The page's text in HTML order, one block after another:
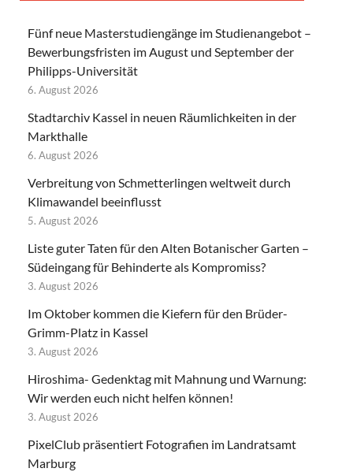
Fünf neue Masterstudiengänge im Studienangebot –
Bewerbungsfristen im August und September der
Philipps-Universität
6. August 2026
Stadtarchiv Kassel in neuen Räumlichkeiten in der
Markthalle
6. August 2026
Verbreitung von Schmetterlingen weltweit durch
Klimawandel beeinflusst
5. August 2026
Liste guter Taten für den Alten Botanischer Garten –
Südeingang für Behinderte als Kompromiss?
3. August 2026
Im Oktober kommen die Kiefern für den Brüder-
Grimm-Platz in Kassel
3. August 2026
Hiroshima- Gedenktag mit Mahnung und Warnung:
Wir werden euch nicht helfen können!
3. August 2026
PixelClub präsentiert Fotografien im Landratsamt
Marburg